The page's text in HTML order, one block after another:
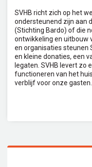
SVHB richt zich op het
ondersteunend zijn aan
(Stichting Bardo) of die
ontwikkeling en uitbouw
en organisaties steunen
en kleine donaties, een
legaten. SVHB levert zo
functioneren van het
verblijf voor onze gasten.